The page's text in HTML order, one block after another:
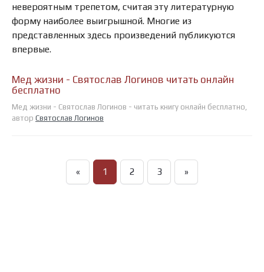
невероятным трепетом, считая эту литературную
форму наиболее выигрышной. Многие из
представленных здесь произведений публикуются
впервые.
Мед жизни - Святослав Логинов читать онлайн
бесплатно
Мед жизни - Святослав Логинов - читать книгу онлайн бесплатно,
автор Святослав Логинов
« 1 2 3 »